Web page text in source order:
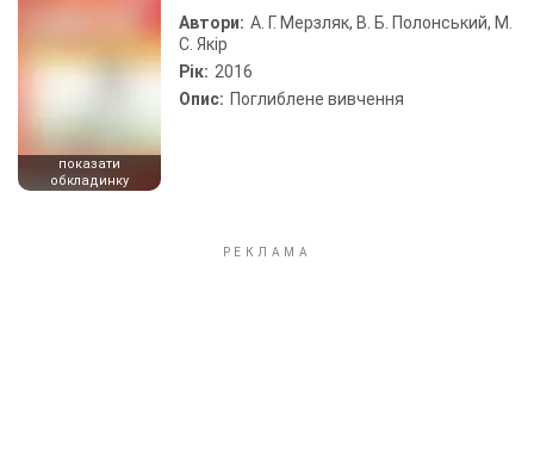
показати
обкладинку
Автори: А. Г. Мерзляк, В. Б. Полонський, М.
С. Якір
Рік: 2016
Опис: Поглиблене вивчення